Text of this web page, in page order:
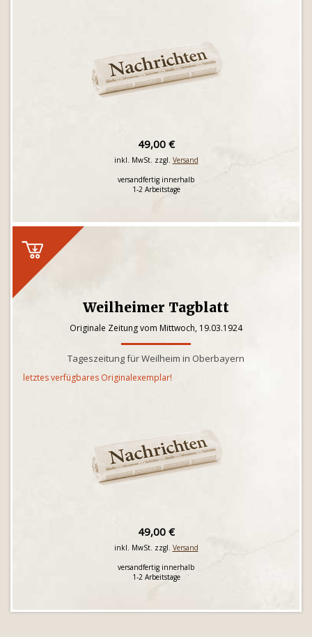
49,00 €
inkl. MwSt. zzgl. Versand
versandfertig innerhalb
1-2 Arbeitstage
Weilheimer Tagblatt
Originale Zeitung vom Mittwoch, 19.03.1924
Tageszeitung für Weilheim in Oberbayern
letztes verfügbares Originalexemplar!
49,00 €
inkl. MwSt. zzgl. Versand
versandfertig innerhalb
1-2 Arbeitstage